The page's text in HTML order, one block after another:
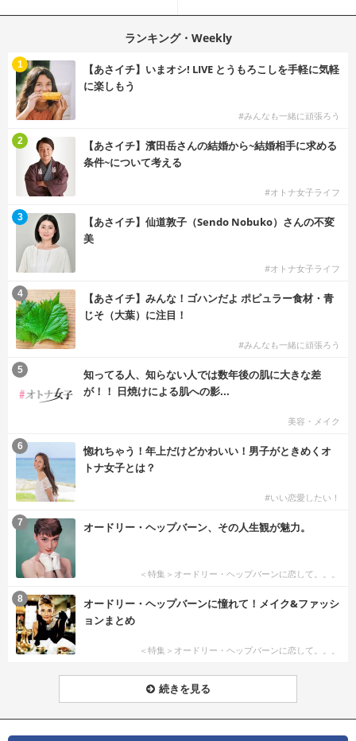
ランキング・Weekly
【あさイチ】いまオシ! LIVE とうもろこしを手軽に気軽
に楽しもう
#みんなも一緒に頑張ろう
1
【あさイチ】濱田岳さんの結婚から~結婚相手に求める
条件~について考える
#オトナ女子ライフ
2
【あさイチ】仙道敦子（Sendo Nobuko）さんの不変
美
#オトナ女子ライフ
3
【あさイチ】みんな！ゴハンだよ ポピュラー食材・青
じそ（大葉）に注目！
#みんなも一緒に頑張ろう
4
知ってる人、知らない人では数年後の肌に大きな差
が！！ 日焼けによる肌への影...
美容・メイク
5
惚れちゃう！年上だけどかわいい！男子がときめくオ
トナ女子とは？
#いい恋愛したい！
6
オードリー・ヘップバーン、その人生観が魅力。
＜特集＞オードリー・ヘップバーンに恋して。。。
7
オードリー・ヘップバーンに憧れて！メイク&ファッシ
ョンまとめ
＜特集＞オードリー・ヘップバーンに恋して。。。
8
続きを見る